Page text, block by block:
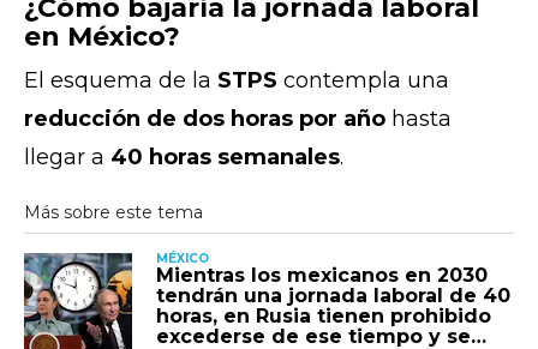
¿Cómo bajaría la jornada laboral
en México?
El esquema de la STPS contempla una
reducción de dos horas por año hasta
llegar a 40 horas semanales.
MÉXICO
Mientras los mexicanos en 2030
tendrán una jornada laboral de 40
horas, en Rusia tienen prohibido
excederse de ese tiempo y se